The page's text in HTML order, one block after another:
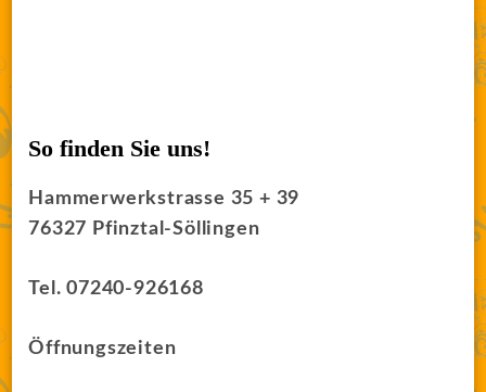
So finden Sie uns!
Hammerwerkstrasse 35 + 39
76327 Pfinztal-Söllingen
Tel. 07240-926168
Öffnungszeiten